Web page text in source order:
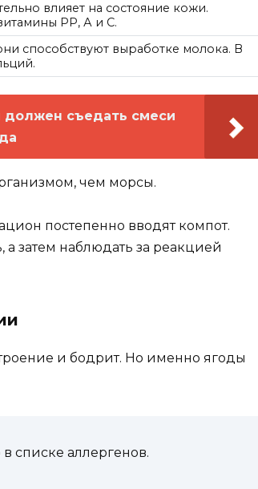
влияет на состояние кожи.
РР, А и С.
способствуют выработке молока. В
съедать смеси
чем морсы.
постепенно вводят компот.
а затем наблюдать за реакцией
и бодрит. Но именно ягоды
списке аллергенов.